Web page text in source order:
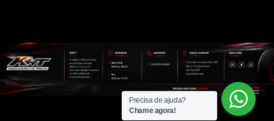
Precisa de ajuda?
Chame agora!